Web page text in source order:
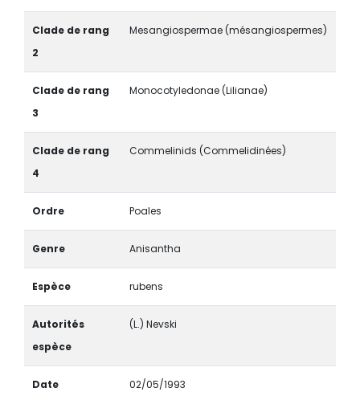
Clade de rang
2
Mesangiospermae (mésangiospermes)
Clade de rang
3
Monocotyledonae (Lilianae)
Clade de rang
4
Commelinids (Commelidinées)
Ordre Poales
Genre Anisantha
Espèce rubens
Autorités
espèce
(L.) Nevski
Date 02/05/1993